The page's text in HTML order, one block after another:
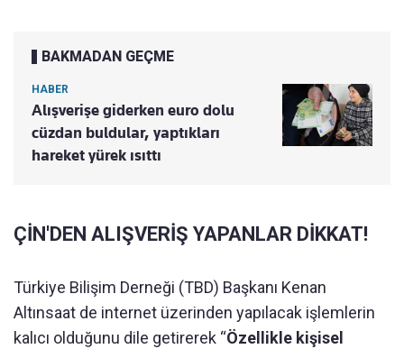
BAKMADAN GEÇME
HABER
Alışverişe giderken euro dolu
cüzdan buldular, yaptıkları
hareket yürek ısıttı
ÇİN'DEN ALIŞVERİŞ YAPANLAR DİKKAT!
Türkiye Bilişim Derneği (TBD) Başkanı Kenan
Altınsaat de internet üzerinden yapılacak işlemlerin
kalıcı olduğunu dile getirerek “Özellikle kişisel